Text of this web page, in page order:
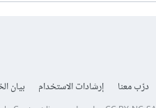
درّب معنا إرشادات الاستخدام بيان